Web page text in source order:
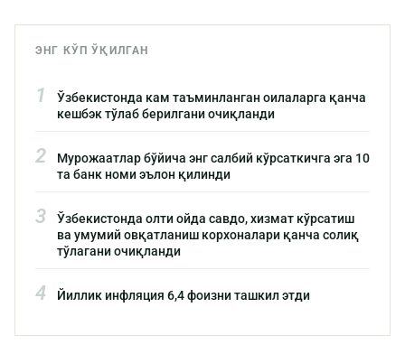
ЭНГ КЎП ЎҚИЛГАН
1
Ўзбекистонда кам таъминланган оилаларга қанча
кешбэк тўлаб берилгани очиқланди
2
Мурожаатлар бўйича энг салбий кўрсаткичга эга 10
та банк номи эълон қилинди
3
Ўзбекистонда олти ойда савдо, хизмат кўрсатиш
ва умумий овқатланиш корхоналари қанча солиқ
тўлагани очиқланди
4 Йиллик инфляция 6,4 фоизни ташкил этди